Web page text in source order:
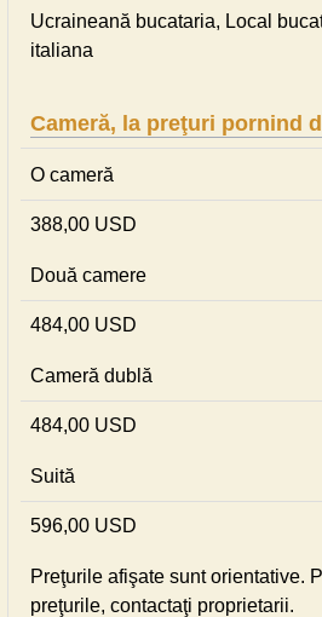
Ucraineană bucataria, Local
italiana
Cameră, la preţuri pornind
O cameră
388,00 USD
Două camere
484,00 USD
Cameră dublă
484,00 USD
Suită
596,00 USD
Preţurile afişate sunt orientative.
preţurile, contactaţi proprietarii.